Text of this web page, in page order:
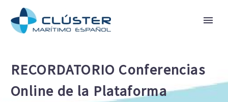
RECORDATORIO Conferencias
Online de la Plataforma